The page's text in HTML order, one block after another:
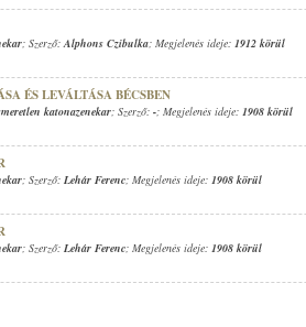
; Szerző:Alphons Czibulka; Megjelenés ideje: 1912 körül
ÉS LEVÁLTÁSA BÉCSBEN
katonazenekar; Szerző: -; Megjelenés ideje: 1908 körül
; Szerző: Lehár Ferenc; Megjelenés ideje: 1908 körül
; Szerző: Lehár Ferenc; Megjelenés ideje: 1908 körül